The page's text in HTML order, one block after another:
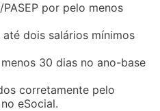
por pelo menos
dois salários mínimos
30 dias no ano-base
corretamente pelo
eSocial.